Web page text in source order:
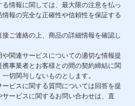
情報に関しては、最大限の注意を払っ
報の完全な正確性や信頼性を保証する
ご連絡の上、商品の詳細情報を確認し
関連サービスについての適切な情報提
事業者とお客様との間の契約締結に関
切関与しないものとします。
ビスに関する質問については回答を提
ービスに関するお問い合わせは、直